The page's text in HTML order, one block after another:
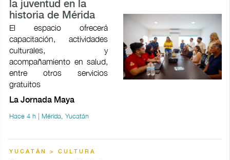
la juventud en la
historia de Mérida
El espacio ofrecerá
capacitación, actividades
culturales, y
acompañamiento en salud,
entre otros servicios
gratuitos
La Jornada Maya
Hace 4 h | Mérida, Yucatán
YUCATÁN > CULTURA